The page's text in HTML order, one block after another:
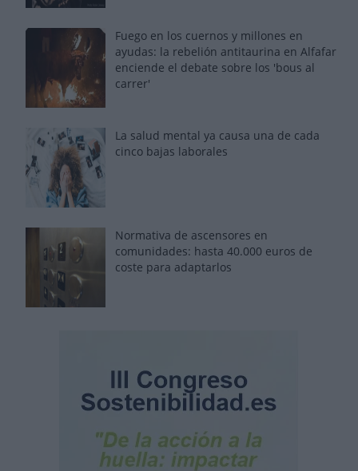
Fuego en los cuernos y millones en
ayudas: la rebelión antitaurina en Alfafar
enciende el debate sobre los 'bous al
carrer'
La salud mental ya causa una de cada
cinco bajas laborales
Normativa de ascensores en
comunidades: hasta 40.000 euros de
coste para adaptarlos